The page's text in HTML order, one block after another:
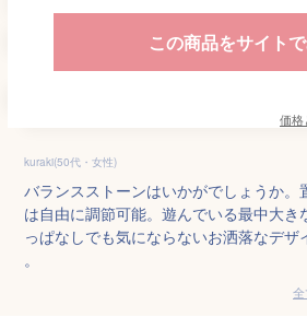
この商品をサイト
価格
kuraki(50代・女性)
バランスストーンはいかがでしょうか。
は自由に調節可能。遊んでいる最中大き
っぱなしでも気にならないお洒落なデザ
。